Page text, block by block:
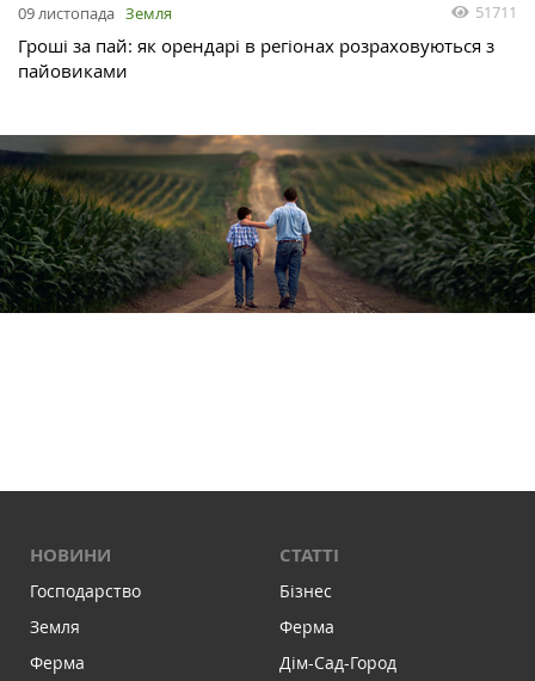
09 листопада Земля 51711
Гроші за пай: як орендарі в регіонах розраховуються з
пайовиками
НОВИНИ
Господарство
Земля
Ферма
СТАТТІ
Бізнес
Ферма
Дім-Сад-Город